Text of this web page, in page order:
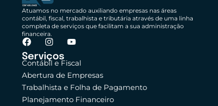
Atuamos no mercado auxiliando empresas nas áreas
contábil, fiscal, trabalhista e tributária através de uma linha
completa de serviços que facilitam a sua administração
financeira.
Serviços
Contábil e Fiscal
Abertura de Empresas
Trabalhista e Folha de Pagamento
Planejamento Financeiro